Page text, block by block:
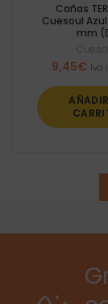
Cañas
Cuesoul
mm
9,45€ Iva